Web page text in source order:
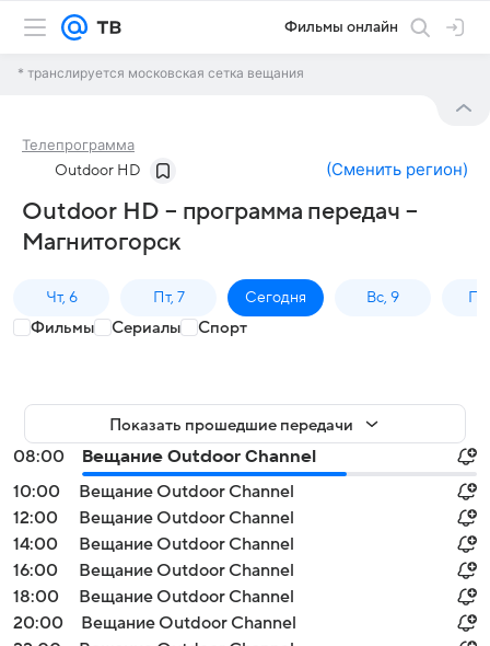
Фильмы онлайн
* транслируется московская сетка вещания
Телепрограмма
Outdoor HD (Сменить регион)
Outdoor HD – программа передач –
Магнитогорск
Чт, 6 Пт, 7 Сегодня Вс, 9
Фильмы Сериалы Спорт
Показать прошедшие передачи
08:00
Вещание Outdoor Channel
10:00
Вещание Outdoor Channel
12:00
Вещание Outdoor Channel
14:00
Вещание Outdoor Channel
16:00
Вещание Outdoor Channel
18:00
Вещание Outdoor Channel
20:00
Вещание Outdoor Channel